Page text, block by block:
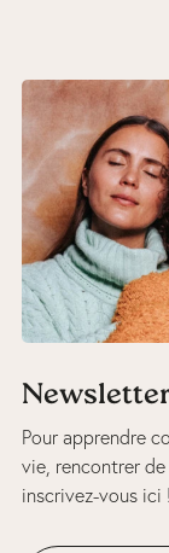
Pour apprendre
vie, rencontrer
inscrivez-vous ici !